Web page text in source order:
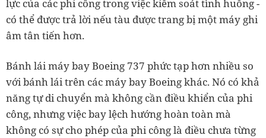
lực của các phi công trong việc kiểm soát tình huống -
có thể được trả lời nếu tàu được trang bị một máy ghi
âm tân tiến hơn.
Bánh lái máy bay Boeing 737 phức tạp hơn nhiều so
với bánh lái trên các máy bay Boeing khác. Nó có khả
năng tự di chuyển mà không cần điều khiển của phi
công, nhưng việc bay lệch hướng hoàn toàn mà
không có sự cho phép của phi công là điều chưa từng